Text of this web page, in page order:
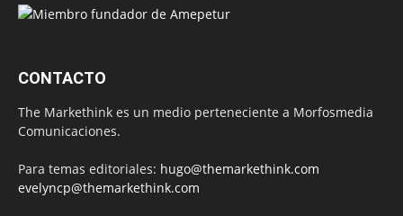
CONTACTO
The Markethink es un medio perteneciente a Morfosmedia
Comunicaciones.
Para temas editoriales: hugo@themarkethink.com
evelyncp@themarkethink.com